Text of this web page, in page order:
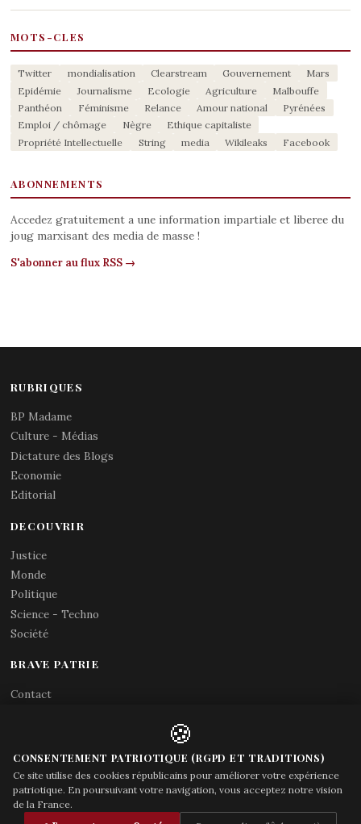
MOTS-CLES
Twitter mondialisation Clearstream Gouvernement
Mars
Epidémie
Journalisme Ecologie Agriculture
Malbouffe
Panthéon
Féminisme Relance Amour national
Pyrénées
Emploi / chômage
Nègre
Ethique capitaliste
Propriété Intellectuelle
String media Wikileaks Facebook
ABONNEMENTS
Accedez gratuitement a une information impartiale et liberee du
joug marxisant des media de masse !
S'abonner au flux RSS →
RUBRIQUES
BP Madame
Culture - Médias
Dictature des Blogs
Economie
Editorial
DECOUVRIR
Justice
Monde
Politique
Science - Techno
Société
BRAVE PATRIE
Contact
Acces gouvernement
© Brave Patrie + friends—
🍪
CONSENTEMENT PATRIOTIQUE (RGPD ET TRADITIONS)
Ce site utilise des cookies républicains pour améliorer votre expérience
patriotique. En poursuivant votre navigation, vous acceptez notre vision
de la France.